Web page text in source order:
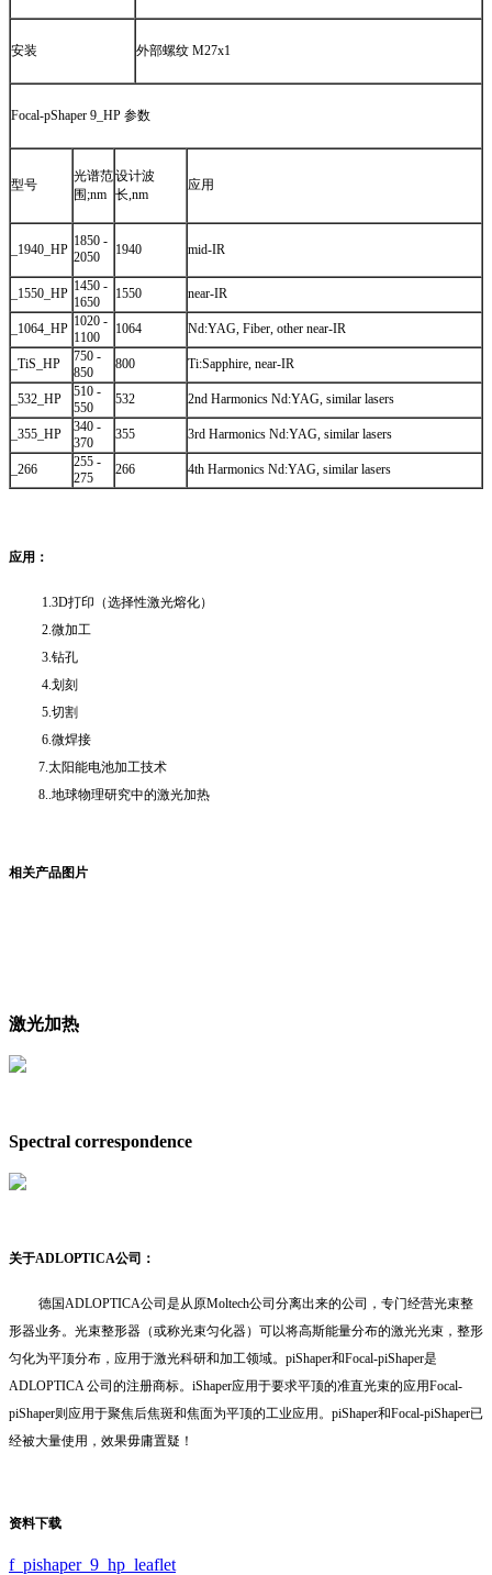
安装 外部螺纹 M27x1
Focal-pShaper 9_HP 参数
型号
光谱范
围;nm
设计波
长,nm
应用
_1940_HP
1850 -
2050
1940 mid-IR
_1550_HP 1450 -
1650
1550 near-IR
_1064_HP 1020 -
1100
1064 Nd:YAG, Fiber, other near-IR
_TiS_HP
750 -
850
800 Ti:Sapphire, near-IR
_532_HP
510 -
550
532 2nd Harmonics Nd:YAG, similar lasers
_355_HP
340 -
370
355 3rd Harmonics Nd:YAG, similar lasers
_266
255 -
275
266 4th Harmonics Nd:YAG, similar lasers
应用：
1.3D打印（选择性激光熔化）
2.微加工
3.钻孔
4.划刻
5.切割
6.微焊接
7.太阳能电池加工技术
8..地球物理研究中的激光加热
相关产品图片
激光加热
Spectral correspondence
关于ADLOPTICA公司：
德国ADLOPTICA公司是从原Moltech公司分离出来的公司，专门经营光束整
形器业务。光束整形器（或称光束匀化器）可以将高斯能量分布的激光光束，整形
匀化为平顶分布，应用于激光科研和加工领域。piShaper和Focal-piShaper是
ADLOPTICA 公司的注册商标。iShaper应用于要求平顶的准直光束的应用Focal-
piShaper则应用于聚焦后焦斑和焦面为平顶的工业应用。piShaper和Focal-piShaper已
经被大量使用，效果毋庸置疑！
资料下载
f_pishaper_9_hp_leaflet